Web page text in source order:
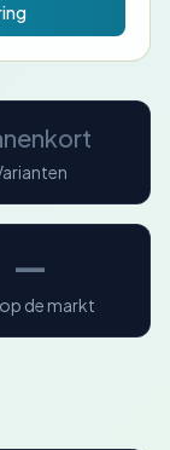
—
op de markt